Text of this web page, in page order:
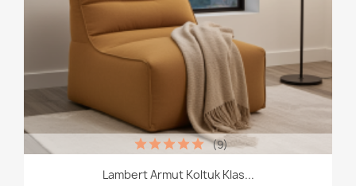
Lambert Armut Koltuk Klas...
(9)